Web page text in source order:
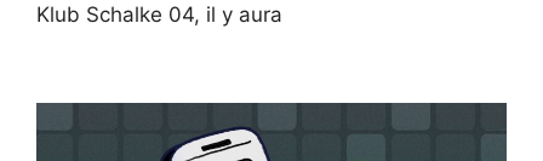
Klub Schalke 04, il y aura